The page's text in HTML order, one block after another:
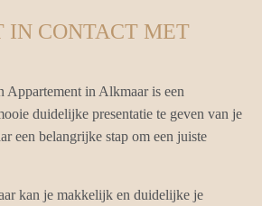
IN CONTACT MET
Appartement in Alkmaar is een
duidelijke presentatie te geven van je
een belangrijke stap om een juiste
kan je makkelijk en duidelijke je